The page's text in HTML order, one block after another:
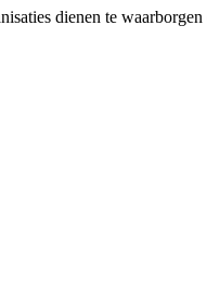
dienen te